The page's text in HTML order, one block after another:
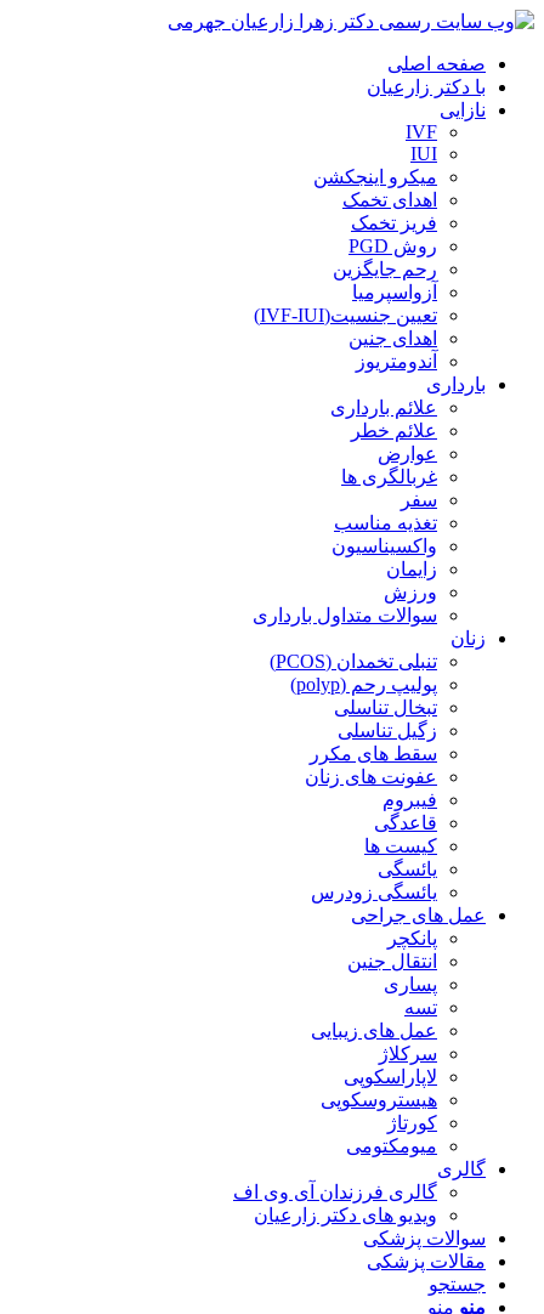
صفحه اصلی
با دکتر زارعیان
نازایی
IVF
IUI
میکرو اینجکشن
اهدای تخمک
فریز تخمک
روش PGD
رحم جایگزین
آزواسپرمیا
تعیین جنسیت(IVF-IUI)
اهدای جنین
آندومتریوز
بارداری
علائم بارداری
علائم خطر
عوارض
غربالگری ها
سفر
تغذیه مناسب
واکسیناسیون
زایمان
ورزش
سوالات متداول بارداری
زنان
تنبلی تخمدان (PCOS)
پولیپ رحم (polyp)
تبخال تناسلی
زگیل تناسلی
سقط های مکرر
عفونت های زنان
فیبروم
قاعدگی
کیست ها
یائسگی
یائسگی زودرس
عمل های جراحی
پانکچر
انتقال جنین
پساری
تسه
عمل های زیبایی
سرکلاژ
لاپاراسکوپی
هیستروسکوپی
کورتاژ
میومکتومی
گالری
گالری فرزندان آی وی اف
ویدیو های دکتر زارعیان
سوالات پزشکی
مقالات پزشکی
جستجو
منو منو